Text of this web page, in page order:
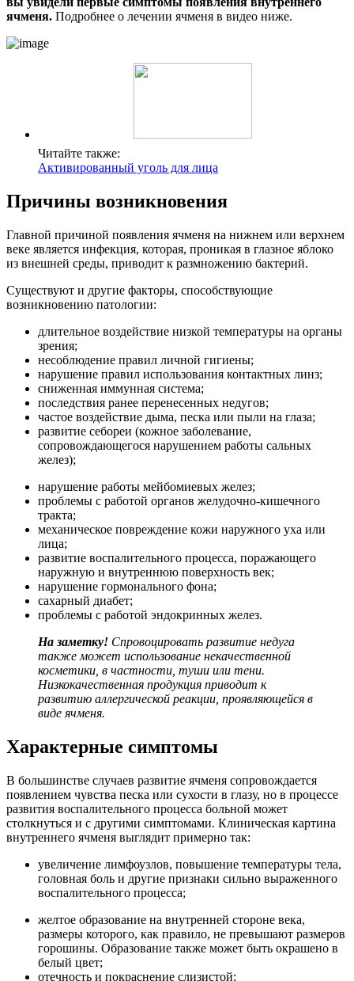
ячменя. Подробнее о лечении ячменя в видео ниже.
Читайте также:
Активированный уголь для лица
Причины возникновения
Главной причиной появления ячменя на нижнем или верхнем
веке является инфекция, которая, проникая в глазное яблоко
из внешней среды, приводит к размножению бактерий.
Существуют и другие факторы, способствующие
возникновению патологии:
длительное воздействие низкой температуры на органы
зрения;
несоблюдение правил личной гигиены;
нарушение правил использования контактных линз;
сниженная иммунная система;
последствия ранее перенесенных недугов;
частое воздействие дыма, песка или пыли на глаза;
развитие себореи (кожное заболевание,
сопровождающегося нарушением работы сальных
желез);
нарушение работы мейбомиевых желез;
проблемы с работой органов желудочно-кишечного
тракта;
механическое повреждение кожи наружного уха или
лица;
развитие воспалительного процесса, поражающего
наружную и внутреннюю поверхность век;
нарушение гормонального фона;
сахарный диабет;
проблемы с работой эндокринных желез.
На заметку! Спровоцировать развитие недуга
также может использование некачественной
косметики, в частности, туши или тени.
Низкокачественная продукция приводит к
развитию аллергической реакции, проявляющейся в
виде ячменя.
Характерные симптомы
В большинстве случаев развитие ячменя сопровождается
появлением чувства песка или сухости в глазу, но в процессе
развития воспалительного процесса больной может
столкнуться и с другими симптомами. Клиническая картина
внутреннего ячменя выглядит примерно так:
увеличение лимфоузлов, повышение температуры тела,
головная боль и другие признаки сильно выраженного
воспалительного процесса;
желтое образование на внутренней стороне века,
размеры которого, как правило, не превышают размеров
горошины. Образование также может быть окрашено в
белый цвет;
отечность и покраснение слизистой;